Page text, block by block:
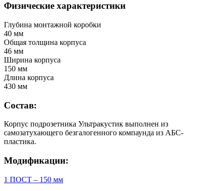
Физические характеристики
Глубина монтажной коробки
40 мм
Общая толщина корпуса
46 мм
Ширина корпуса
150 мм
Длина корпуса
430 мм
Состав:
Корпус подрозетника Ультракустик выполнен из
самозатухающего безгалогенного компаунда из АБС-
пластика.
Модификации:
1 ПОСТ – 150 мм